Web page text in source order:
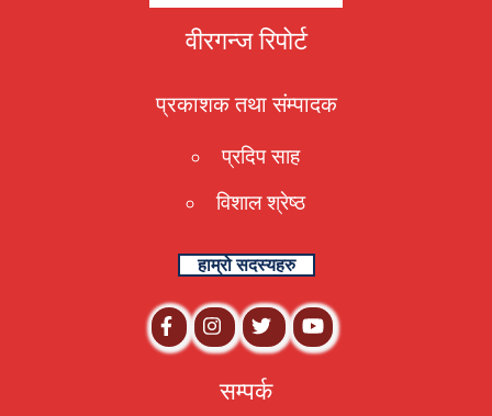
वीरगन्ज रिपोर्ट
प्रकाशक तथा संम्पादक
प्रदिप साह
विशाल श्रेष्ठ
हाम्रो सदस्यहरु
सम्पर्क